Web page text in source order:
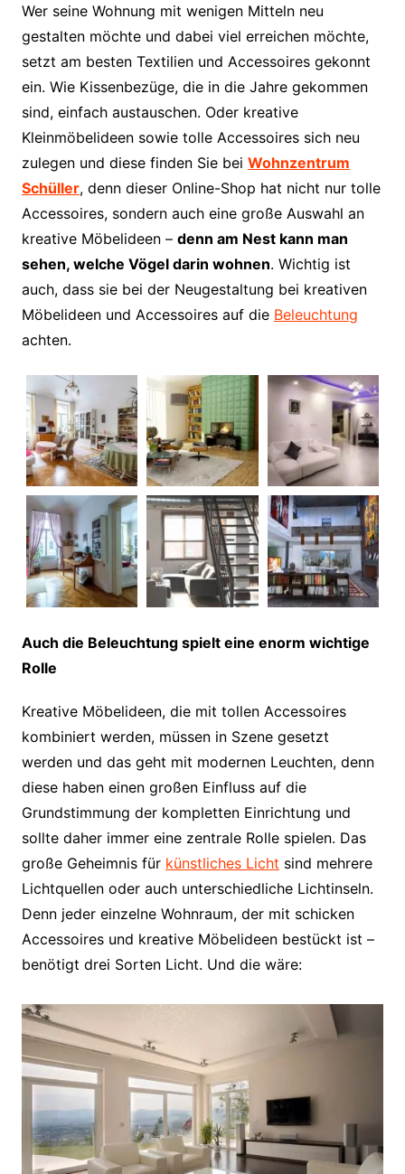
Wer seine Wohnung mit wenigen Mitteln neu
gestalten möchte und dabei viel erreichen möchte,
setzt am besten Textilien und Accessoires gekonnt
ein. Wie Kissenbezüge, die in die Jahre gekommen
sind, einfach austauschen. Oder kreative
Kleinmöbelideen sowie tolle Accessoires sich neu
zulegen und diese finden Sie bei Wohnzentrum
Schüller, denn dieser Online-Shop hat nicht nur tolle
Accessoires, sondern auch eine große Auswahl an
kreative Möbelideen – denn am Nest kann man
sehen, welche Vögel darin wohnen. Wichtig ist
auch, dass sie bei der Neugestaltung bei kreativen
Möbelideen und Accessoires auf die Beleuchtung
achten.
Auch die Beleuchtung spielt eine enorm wichtige
Rolle
Kreative Möbelideen, die mit tollen Accessoires
kombiniert werden, müssen in Szene gesetzt
werden und das geht mit modernen Leuchten, denn
diese haben einen großen Einfluss auf die
Grundstimmung der kompletten Einrichtung und
sollte daher immer eine zentrale Rolle spielen. Das
große Geheimnis für künstliches Licht sind mehrere
Lichtquellen oder auch unterschiedliche Lichtinseln.
Denn jeder einzelne Wohnraum, der mit schicken
Accessoires und kreative Möbelideen bestückt ist –
benötigt drei Sorten Licht. Und die wäre: